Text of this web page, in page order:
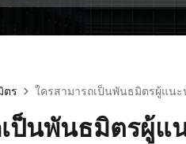
ตร ใครสามารถเป็นพันธมิตรผู้แนะ
ป็นพันธมิตรผู้แ